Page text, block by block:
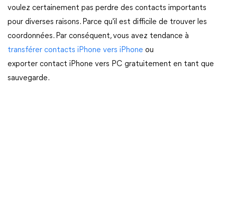
voulez certainement pas perdre des contacts importants
pour diverses raisons. Parce qu'il est difficile de trouver les
coordonnées. Par conséquent, vous avez tendance à
transférer contacts iPhone vers iPhone ou
exporter contact iPhone vers PC gratuitement en tant que
sauvegarde.